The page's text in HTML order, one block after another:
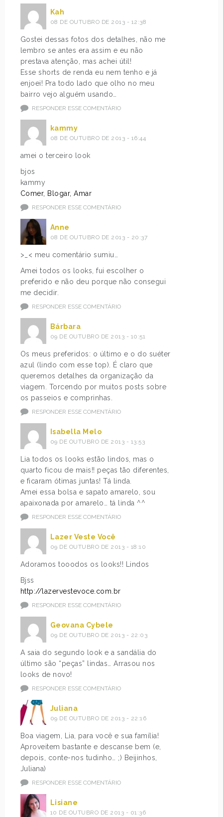
Kah
08 DE OUTUBRO DE 2013 - 12:38
Gostei dessas fotos dos detalhes, não me
lembro se antes era assim e eu não
prestava atenção, mas achei útil!
Esse shorts de renda eu nem tenho e já
enjoei! Pra todo lado que olho no meu
bairro vejo alguém usando…
RESPONDER ESSE COMENTÁRIO
kammy
08 DE OUTUBRO DE 2013 - 16:44
amei o terceiro look
bjos
kammy
Comer, Blogar, Amar
RESPONDER ESSE COMENTÁRIO
Anne
08 DE OUTUBRO DE 2013 - 20:37
>_< meu comentário sumiu…
Amei todos os looks, fui escolher o
preferido e não deu porque não consegui
me decidir.
RESPONDER ESSE COMENTÁRIO
Bárbara
09 DE OUTUBRO DE 2013 - 10:51
Os meus preferidos: o último e o do suéter
azul (lindo com esse top). É claro que
queremos detalhes da organização da
viagem. Torcendo por muitos posts sobre
os passeios e comprinhas.
RESPONDER ESSE COMENTÁRIO
Isabella Melo
09 DE OUTUBRO DE 2013 - 13:53
Lia todos os looks estão lindos, mas o
quarto ficou de mais!! peças tão diferentes,
e ficaram ótimas juntas! Tá linda.
Amei essa bolsa e sapato amarelo, sou
apaixonada por amarelo… tá linda ^^
RESPONDER ESSE COMENTÁRIO
Lazer Veste Você
09 DE OUTUBRO DE 2013 - 18:10
Adoramos tooodos os looks!! Lindos
Bjss
http://lazervestevoce.com.br
RESPONDER ESSE COMENTÁRIO
Geovana Cybele
09 DE OUTUBRO DE 2013 - 22:03
A saia do segundo look e a sandália do
último são “peças” lindas… Arrasou nos
looks de novo!
RESPONDER ESSE COMENTÁRIO
Juliana
09 DE OUTUBRO DE 2013 - 22:16
Boa viagem, Lia, para você e sua família!
Aproveitem bastante e descanse bem (e,
depois, conte-nos tudinho… ;) Beijinhos,
Juliana)
RESPONDER ESSE COMENTÁRIO
Lisiane
10 DE OUTUBRO DE 2013 - 01:36